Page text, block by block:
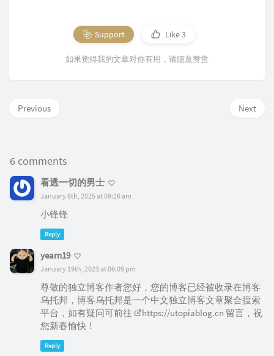
Support Like3
如果觉得我的文章对你有用，请随意赞赏
Next
Previous
6 comments
看透一切的男士
January 8th, 2025 at 09:26 am
小锋锋
Reply
yearn19
January 19th, 2023 at 06:09 pm
尊敬的独立博客作者您好，您的博客已经被收录在博客
乌托邦，博客乌托邦是一个中文独立博客文章聚合搜索
平台，如有疑问可前往
https://utopiablog.cn 留言，祝
您新春愉快！
Reply